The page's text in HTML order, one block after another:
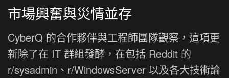
市場興奮與災情並存
CyberQ 的合作夥伴與工程師團隊觀察，這項更
新除了在 IT 群組發酵，在包括 Reddit 的
r/sysadmin、r/WindowsServer 以及各大技術論